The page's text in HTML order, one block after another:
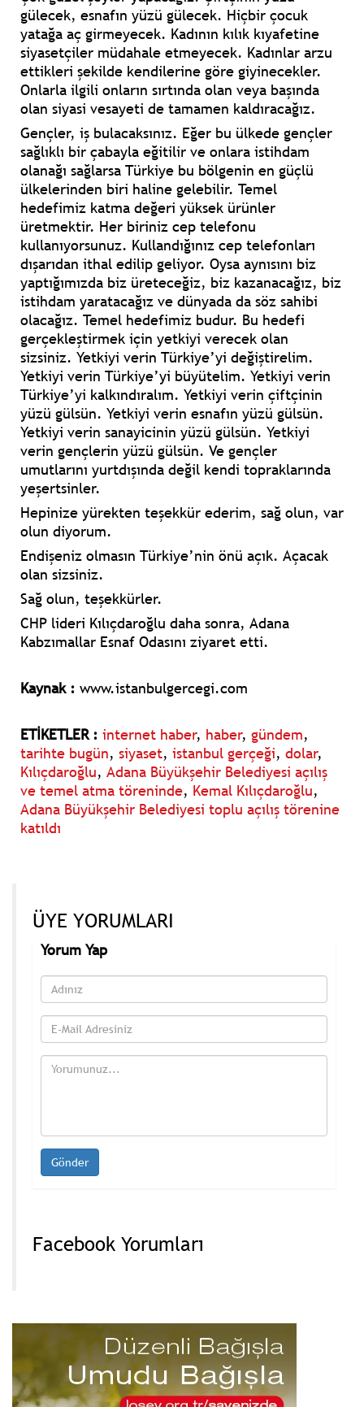
gülecek, esnafın yüzü gülecek. Hiçbir çocuk
yatağa aç girmeyecek. Kadının kılık kıyafetine
siyasetçiler müdahale etmeyecek. Kadınlar arzu
ettikleri şekilde kendilerine göre giyinecekler.
Onlarla ilgili onların sırtında olan veya başında
olan siyasi vesayeti de tamamen kaldıracağız.
Gençler, iş bulacaksınız. Eğer bu ülkede gençler
sağlıklı bir çabayla eğitilir ve onlara istihdam
olanağı sağlarsa Türkiye bu bölgenin en güçlü
ülkelerinden biri haline gelebilir. Temel
hedefimiz katma değeri yüksek ürünler
üretmektir. Her biriniz cep telefonu
kullanıyorsunuz. Kullandığınız cep telefonları
dışarıdan ithal edilip geliyor. Oysa aynısını biz
yaptığımızda biz üreteceğiz, biz kazanacağız, biz
istihdam yaratacağız ve dünyada da söz sahibi
olacağız. Temel hedefimiz budur. Bu hedefi
gerçekleştirmek için yetkiyi verecek olan
sizsiniz. Yetkiyi verin Türkiye’yi değiştirelim.
Yetkiyi verin Türkiye’yi büyütelim. Yetkiyi verin
Türkiye’yi kalkındıralım. Yetkiyi verin çiftçinin
yüzü gülsün. Yetkiyi verin esnafın yüzü gülsün.
Yetkiyi verin sanayicinin yüzü gülsün. Yetkiyi
verin gençlerin yüzü gülsün. Ve gençler
umutlarını yurtdışında değil kendi topraklarında
yeşertsinler.
Hepinize yürekten teşekkür ederim, sağ olun, var
olun diyorum.
Endişeniz olmasın Türkiye’nin önü açık. Açacak
olan sizsiniz.
Sağ olun, teşekkürler.
CHP lideri Kılıçdaroğlu daha sonra, Adana
Kabzımallar Esnaf Odasını ziyaret etti.
Kaynak : www.istanbulgercegi.com
ETİKETLER : internet haber, haber, gündem,
tarihte bugün, siyaset, istanbul gerçeği, dolar,
Kılıçdaroğlu, Adana Büyükşehir Belediyesi açılış
ve temel atma töreninde, Kemal Kılıçdaroğlu,
Adana Büyükşehir Belediyesi toplu açılış törenine
katıldı
ÜYE YORUMLARI
Yorum Yap
Facebook Yorumları